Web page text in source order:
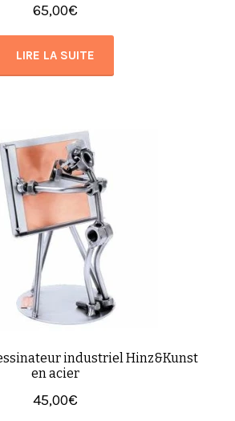
65,00€
LIRE LA SUITE
industriel Hinz&Kunst
en acier
45,00€